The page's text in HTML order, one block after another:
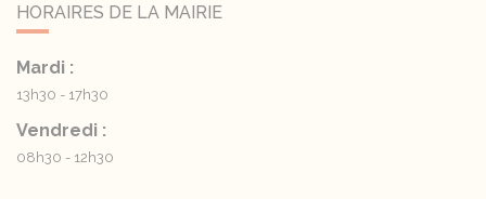
HORAIRES DE LA MAIRIE
Mardi :
13h30 - 17h30
Vendredi :
08h30 - 12h30